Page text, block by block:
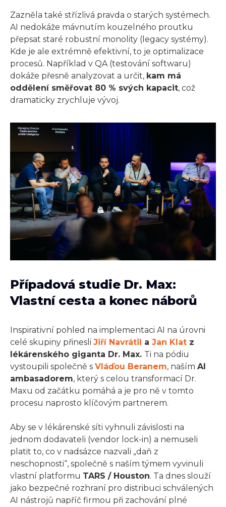
Zazněla také střízlivá pravda o starých systémech.
AI nedokáže mávnutím kouzelného proutku
přepsat staré robustní monolity (legacy systémy).
Kde je ale extrémně efektivní, to je optimalizace
procesů. Například v QA (testování softwaru)
dokáže přesně analyzovat a určit, kam má
oddělení směřovat 80 % svých kapacit, což
dramaticky zrychluje vývoj.
Případová studie Dr. Max:
Vlastní cesta a konec náborů
Inspirativní pohled na implementaci AI na úrovni
celé skupiny přinesli Jiří Navrátil a Jan Klat z
lékárenského giganta Dr. Max. Ti na pódiu
vystoupili společně s Vláďou Beranem, naším AI
ambasadorem, který s celou transformací Dr.
Maxu od začátku pomáhá a je pro ně v tomto
procesu naprosto klíčovým partnerem.
Aby se v lékárenské síti vyhnuli závislosti na
jednom dodavateli (vendor lock-in) a nemuseli
platit to, co v nadsázce nazvali „daň z
neschopnosti“, společně s naším týmem vyvinuli
vlastní platformu TARS / Houston. Ta dnes slouží
jako bezpečné rozhraní pro distribuci schválených
AI nástrojů napříč firmou při zachování plné